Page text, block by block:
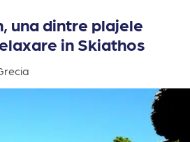
una dintre plajele
in Skiathos